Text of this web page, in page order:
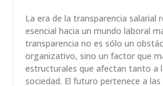
La era de la transparencia salarial
esencial hacia un mundo laboral
transparencia no es sólo un
organizativo, sino un factor que
estructurales que afectan tanto a
sociedad. El futuro pertenece a